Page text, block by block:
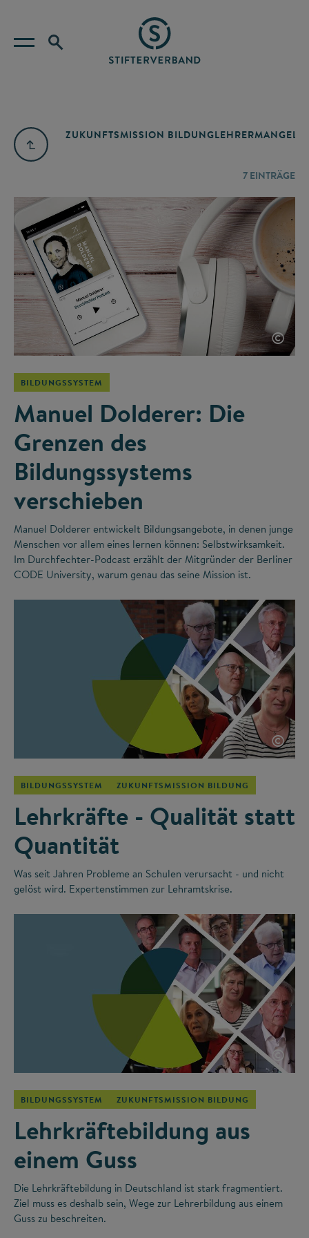
ZUKUNFTSMISSION BILDUNGLEHRERMANGEL
7 EINTRÄGE
©
BILDUNGSSYSTEM
Manuel Dolderer: Die
Grenzen des
Bildungssystems
verschieben
Manuel Dolderer entwickelt Bildungsangebote, in denen junge
Menschen vor allem eines lernen können: Selbstwirksamkeit.
Im Durchfechter-Podcast erzählt der Mitgründer der Berliner
CODE University, warum genau das seine Mission ist.
©
BILDUNGSSYSTEM ZUKUNFTSMISSION BILDUNG
Lehrkräfte - Qualität statt
Quantität
Was seit Jahren Probleme an Schulen verursacht - und nicht
gelöst wird. Expertenstimmen zur Lehramtskrise.
©
BILDUNGSSYSTEM ZUKUNFTSMISSION BILDUNG
Lehrkräftebildung aus
einem Guss
Die Lehrkräftebildung in Deutschland ist stark fragmentiert.
Ziel muss es deshalb sein, Wege zur Lehrerbildung aus einem
Guss zu beschreiten.